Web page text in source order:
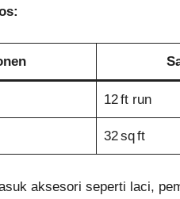
12 ft run
32 sq ft
aksesori seperti laci,